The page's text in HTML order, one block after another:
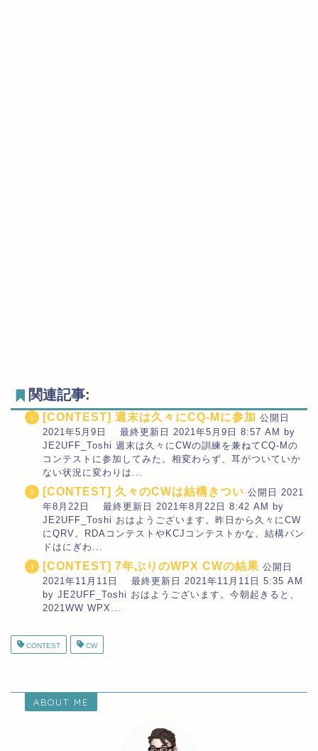
関連記事:
[CONTEST] 週末は久々にCQ-Mに参加 公開日
2021年5月9日 最終更新日 2021年5月9日 8:57 AM by
JE2UFF_Toshi 週末は久々にCWの訓練を兼ねてCQ-Mの
コンテストに参加してみた。相変わらず、耳がついていか
ない状況に変わりは...
[CONTEST] 久々のCWは結構きつい 公開日 2021
年8月22日 最終更新日 2021年8月22日 8:42 AM by
JE2UFF_Toshi おはようございます。昨日から久々にCW
にQRV。RDAコンテストやKCJコンテストかな、結構バン
ドはにぎわ...
[CONTEST] 7年ぶりのWPX CWの結果 公開日
2021年11月11日 最終更新日 2021年11月11日 5:35 AM
by JE2UFF_Toshi おはようございます。今朝起きると、
2021WW WPX...
CONTEST CW
ABOUT ME